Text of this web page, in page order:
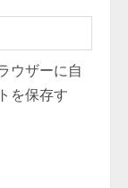
ウザーに自
を保存す